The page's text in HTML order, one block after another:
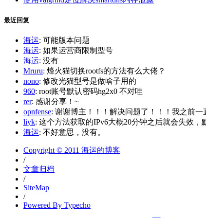
最近回复
海运: 可能版本问题
海运: 如果运营商限制型号
海运: 没有
Mruru: 烽火猫切换rootfs的方法有么大佬？
nono: 修改光猫型号是做啥子用的
960: root账号默认密码hg2x0 不对哇
rer: 感谢分享！~
opnfense: 谢谢博主！！！解决问题了！！！我之前
liyk: 这个方法获取的IPv6大概20分钟之后就会失效
海运: 不好意思，没有。
Copyright © 2011 海运的博客
/
文章归档
/
SiteMap
/
Powered By Typecho